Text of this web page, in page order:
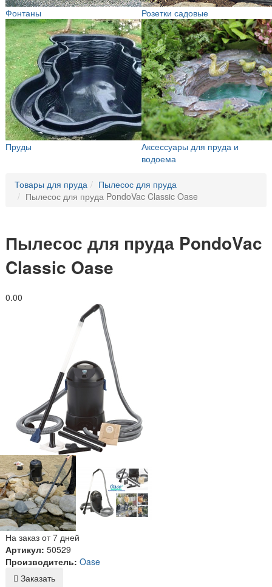
Фонтаны Розетки садовые
Пруды
Аксессуары для пруда и
водоема
Товары для пруда
Пылесос для пруда
Пылесос для пруда PondoVac Classic Oase
Пылесос для пруда PondoVac
Classic Oase
0.00
На заказ от 7 дней
Артикул: 50529
Производитель: Oase
Заказать